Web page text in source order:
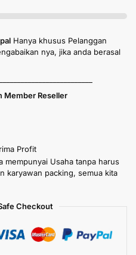
Hanya khusus Pelanggan
nya, jika anda berasal
Member Reseller
Profit
mempunyai Usaha tanpa harus
karyawan packing, semua kita
Checkout